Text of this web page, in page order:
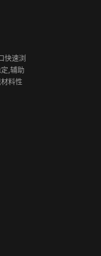
快速浏
,辅助
料性